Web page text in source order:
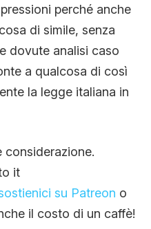
perché anche
di simile, senza
dovute analisi caso
a qualcosa di così
la legge italiana in
considerazione.
it
su Patreon o
il costo di un caffè!